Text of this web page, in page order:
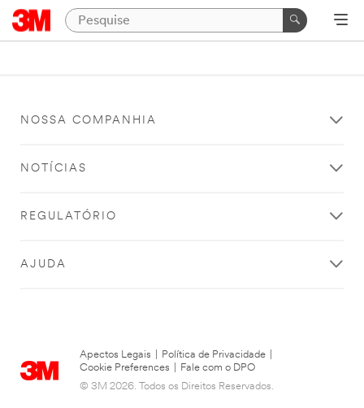
NOSSA COMPANHIA
NOTÍCIAS
REGULATÓRIO
AJUDA
Apectos Legais Política de Privacidade
Cookie Preferences
Fale com o DPO
© 3M 2026. Todos os Direitos Reservados.